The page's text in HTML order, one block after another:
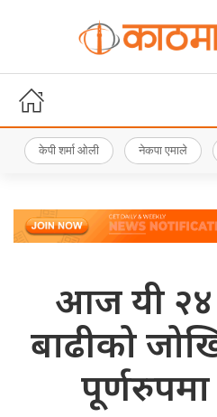
केपी शर्मा ओली नेकपा एमाले
आज यी २४
बाढीको